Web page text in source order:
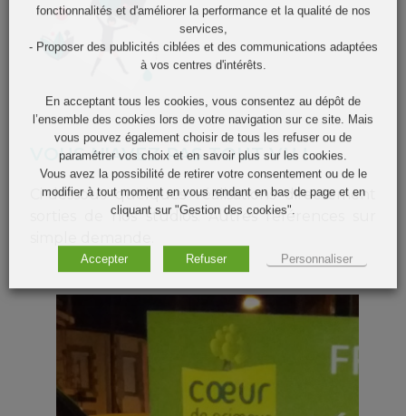
VOUS N'AVEZ PAS TOUT VU !
Ci-dessous quelques réalisations directement
sorties de nos studios. Autres références sur
fonctionnalités et d'améliorer la performance et la qualité de nos
services,
- Proposer des publicités ciblées et des communications adaptées
à vos centres d'intérêts.
En acceptant tous les cookies, vous consentez au dépôt de
l’ensemble des cookies lors de votre navigation sur ce site. Mais
vous pouvez également choisir de tous les refuser ou de
paramétrer vos choix et en savoir plus sur les cookies.
Vous avez la possibilité de retirer votre consentement ou de le
modifier à tout moment en vous rendant en bas de page et en
cliquant sur "Gestion des cookies".
Accepter Refuser Personnaliser